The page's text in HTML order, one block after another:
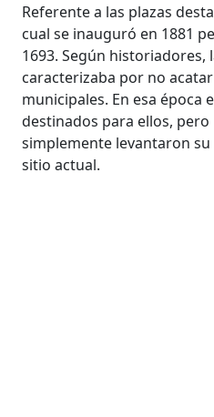
Referente a las plazas
cual se inauguró en 1881
1693. Según historiadores,
caracterizaba por no
municipales. En esa época
destinados para ellos,
simplemente levantaron
sitio actual.